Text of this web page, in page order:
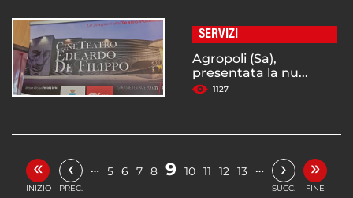
SERVIZI
Agropoli (Sa),
presentata la nu...
1127
«
INIZIO
‹
PREC.
… 5 6 7 8 9 10 11 12 13 … ›
SUCC.
»
FINE